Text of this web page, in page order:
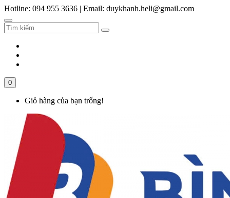
Hotline: 094 955 3636 | Email: duykhanh.heli@gmail.com
0
Giỏ hàng của bạn trống!